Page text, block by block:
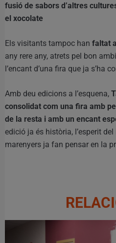
fusió de sabors d’altres
el xocolate
Els visitants tampoc han faltat
any rere any, atrets pel bon
l’encant d’una fira que ja s’ha
Amb deu edicions a l’esquena,
consolidat com una fira amb
de la resta i amb un encant
edició ja és història, l’esperit
marenyers ja fan pensar en la